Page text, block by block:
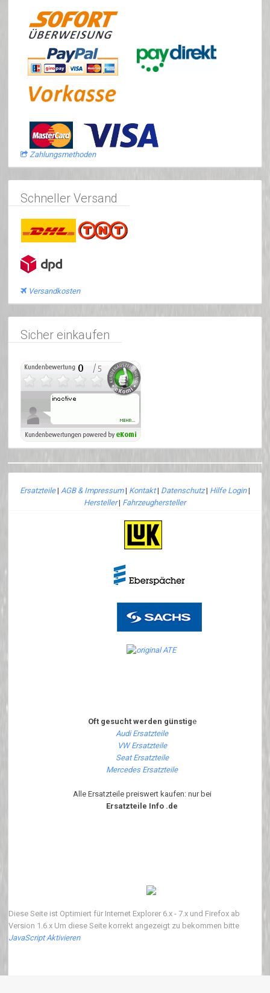
Zahlungsmethoden
Schneller Versand
Versandkosten
Sicher einkaufen
Ersatzteile| AGB & Impressum| Kontakt| Datenschutz| Hilfe Login|
Hersteller| Fahrzeughersteller
Oft gesucht werden günstige
Audi Ersatzteile
VW Ersatzteile
Seat Ersatzteile
Mercedes Ersatzteile
Alle Ersatzteile preiswert kaufen: nur bei
Ersatzteile Info .de
Diese Seite ist Optimiert für Internet Explorer 6.x - 7.x und Firefox ab
Version 1.6.x Um diese Seite korrekt angezeigt zu bekommen bitte
JavaScript Aktivieren